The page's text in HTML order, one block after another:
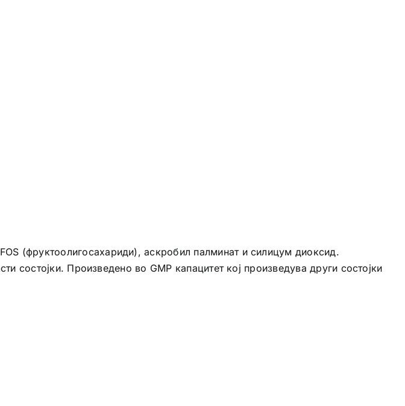
(фруктоолигосахариди), аскробил палминат и силицум диоксид.
состојки. Произведено во GMP капацитет кој произведува други состојки